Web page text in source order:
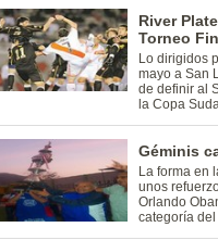
River
Torneo
Lo dirigidos
mayo a San
de definir al
la Copa
Géminis
La forma en
unos
Orlando
categoría